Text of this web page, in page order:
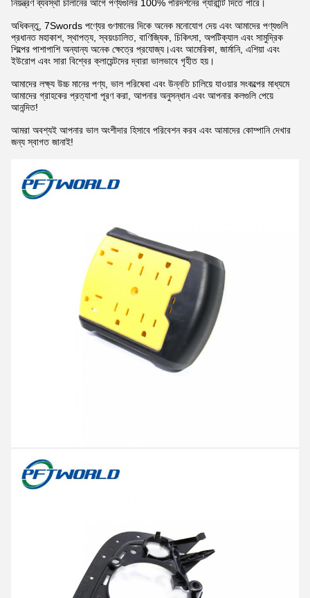
নিয়ন্ত্রণ ব্যবস্থা চালানের আগে পণ্যগুলির 100% পরিদর্শনের গ্যারান্টি দিতে পারে।
অধিকন্তু, 7Swords পণ্যের গুণমানের দিকে অনেক মনোযোগ দেয় এবং আমাদের পণ্যগুলি
প্রধানত মহাকাশ, স্থাপত্য, স্বয়ংচালিত, বাণিজ্যিক, চিকিৎসা, অপটিক্যাল এবং সামুদ্রিক
শিল্পের পাশাপাশি অন্যান্য অনেক ক্ষেত্রে প্রযোজ্য।এবং আমেরিকা, জার্মানি, এশিয়া এবং
ইউরোপ এবং সারা বিশ্বের ক্লায়েন্টদের দ্বারা ভালভাবে গৃহীত হয়।
আমাদের লক্ষ্য উচ্চ মানের পণ্য, ভাল পরিষেবা এবং উন্নতি চালিয়ে যাওয়ার সংকল্পের মাধ্যমে
আমাদের গ্রাহকের প্রত্যাশা পূরণ করা, আপনার অনুসন্ধান এবং আপনার কলগুলি পেয়ে
আনন্দিত!
আমরা অবশ্যই আপনার ভাল অংশীদার হিসাবে পরিবেশন করব এবং আমাদের কোম্পানি দেখার
জন্য স্বাগত জানাই!